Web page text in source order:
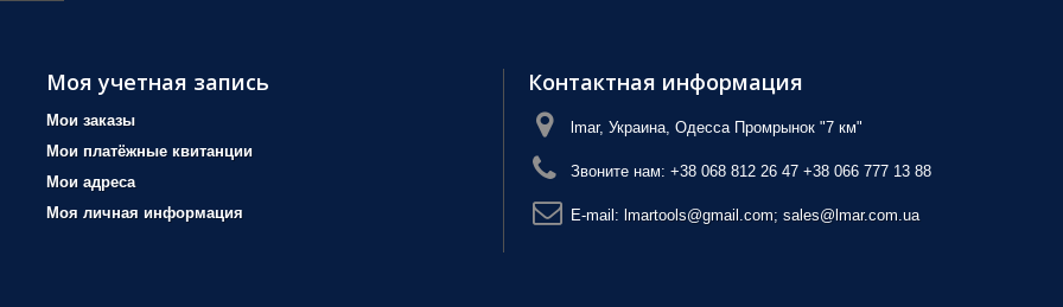
Моя учетная запись
Мои заказы
Мои платёжные квитанции
Мои адреса
Моя личная информация
Контактная информация
lmar, Украина, Одесса Промрынок "7 км"
Звоните нам: +38 068 812 26 47 +38 066 777 13 88
E-mail: lmartools@gmail.com; sales@lmar.com.ua